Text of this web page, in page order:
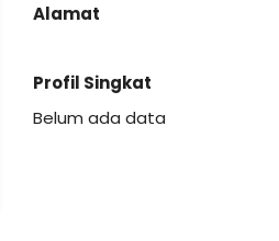
Alamat
Profil Singkat
Belum ada data